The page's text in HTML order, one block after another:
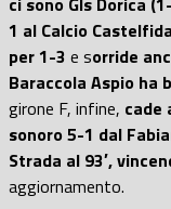
1 al Calcio
per 1-3 e sorride
Baraccola Aspio
girone F, infine, cade
sonoro 5-1 dal
Strada al 93′,
aggiornamento.